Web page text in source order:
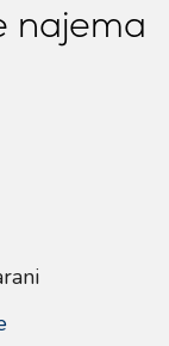
najema